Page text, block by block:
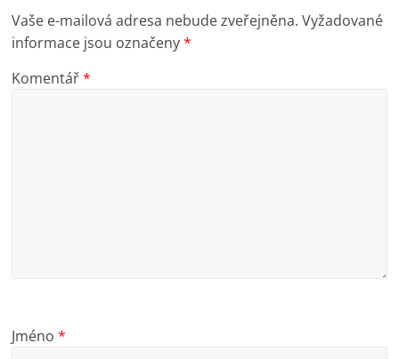
Vaše e-mailová adresa nebude zveřejněna. Vyžadované
informace jsou označeny*
Komentář*
Jméno*